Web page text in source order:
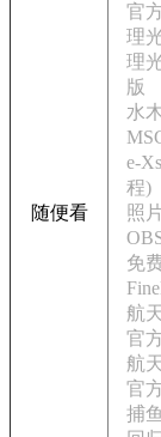
随便看
官
理
理
版
水
e-
程)
照
免
航
官
航
官
捕